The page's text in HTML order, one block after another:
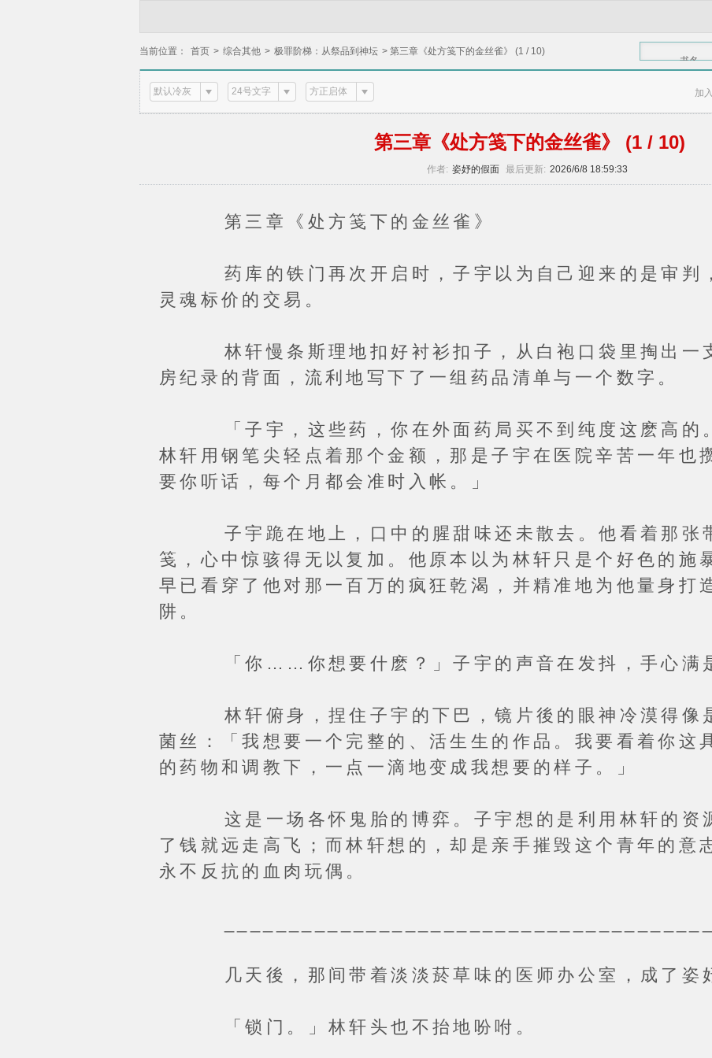
当前位置： 首页 > 综合其他 > 极罪阶梯：从祭品到神坛 > 第三章《处方笺下的金丝雀》 (1 / 10)
书名
默认冷灰 24号文字 方正启体 加
第三章《处方笺下的金丝雀》 (1 / 10)
作者: 姿妤的假面 最后更新: 2026/6/8 18:59:33
第三章《处方笺下的金丝雀》
药库的铁门再次开启时，子宇以为自己迎来的是审判
灵魂标价的交易。
林轩慢条斯理地扣好衬衫扣子，从白袍口袋里掏出一
房纪录的背面，流利地写下了一组药品清单与一个数字。
「子宇，这些药，你在外面药局买不到纯度这麽高的
林轩用钢笔尖轻点着那个金额，那是子宇在医院辛苦一年也
要你听话，每个月都会准时入帐。」
子宇跪在地上，口中的腥甜味还未散去。他看着那张
笺，心中惊骇得无以复加。他原本以为林轩只是个好色的施
早已看穿了他对那一百万的疯狂乾渴，并精准地为他量身打
阱。
「你……你想要什麽？」子宇的声音在发抖，手心满是
林轩俯身，捏住子宇的下巴，镜片後的眼神冷漠得像
菌丝：「我想要一个完整的、活生生的作品。我要看着你这
的药物和调教下，一点一滴地变成我想要的样子。」
这是一场各怀鬼胎的博弈。子宇想的是利用林轩的资
了钱就远走高飞；而林轩想的，却是亲手摧毁这个青年的意
永不反抗的血肉玩偶。
几天後，那间带着淡淡菸草味的医师办公室，成了姿妤
「锁门。」林轩头也不抬地吩咐。